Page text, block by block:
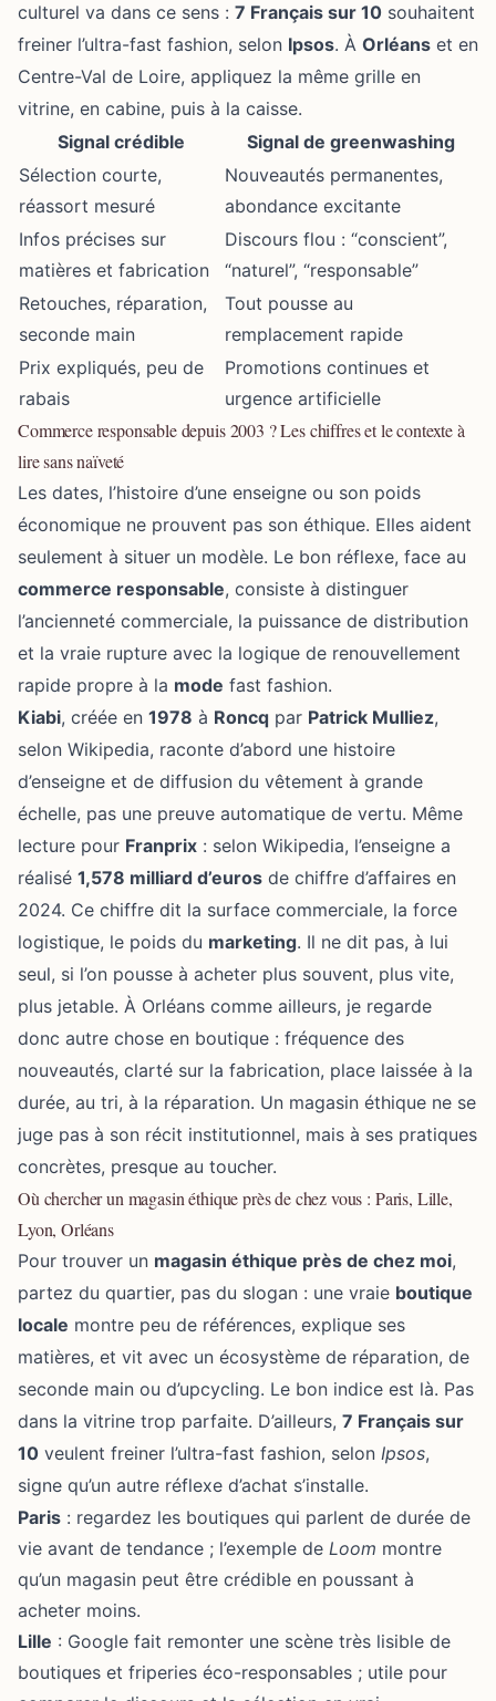
culturel va dans ce sens : 7 Français sur 10 souhaitent
freiner l’ultra-fast fashion, selon Ipsos. À Orléans et en
Centre-Val de Loire, appliquez la même grille en
vitrine, en cabine, puis à la caisse.
Signal crédible
Signal de greenwashing
Sélection courte,
réassort mesuré
Nouveautés permanentes,
abondance excitante
Infos précises sur
matières et fabrication
Discours flou : “conscient”,
“naturel”, “responsable”
Retouches, réparation,
seconde main
Tout pousse au
remplacement rapide
Prix expliqués, peu de
rabais
Promotions continues et
urgence artificielle
Commerce responsable depuis 2003 ? Les chiffres et le contexte à
lire sans naïveté
Les dates, l’histoire d’une enseigne ou son poids
économique ne prouvent pas son éthique. Elles aident
seulement à situer un modèle. Le bon réflexe, face au
commerce responsable, consiste à distinguer
l’ancienneté commerciale, la puissance de distribution
et la vraie rupture avec la logique de renouvellement
rapide propre à la mode fast fashion.
Kiabi, créée en 1978 à Roncq par Patrick Mulliez,
selon Wikipedia, raconte d’abord une histoire
d’enseigne et de diffusion du vêtement à grande
échelle, pas une preuve automatique de vertu. Même
lecture pour Franprix : selon Wikipedia, l’enseigne a
réalisé 1,578 milliard d’euros de chiffre d’affaires en
2024. Ce chiffre dit la surface commerciale, la force
logistique, le poids du marketing. Il ne dit pas, à lui
seul, si l’on pousse à acheter plus souvent, plus vite,
plus jetable. À Orléans comme ailleurs, je regarde
donc autre chose en boutique : fréquence des
nouveautés, clarté sur la fabrication, place laissée à la
durée, au tri, à la réparation. Un magasin éthique ne se
juge pas à son récit institutionnel, mais à ses pratiques
concrètes, presque au toucher.
Où chercher un magasin éthique près de chez vous : Paris, Lille,
Lyon, Orléans
Pour trouver un magasin éthique près de chez moi,
partez du quartier, pas du slogan : une vraie boutique
locale montre peu de références, explique ses
matières, et vit avec un écosystème de réparation, de
seconde main ou d’upcycling. Le bon indice est là. Pas
dans la vitrine trop parfaite. D’ailleurs, 7 Français sur
10 veulent freiner l’ultra-fast fashion, selon Ipsos,
signe qu’un autre réflexe d’achat s’installe.
Paris : regardez les boutiques qui parlent de durée de
vie avant de tendance ; l’exemple de Loom montre
qu’un magasin peut être crédible en poussant à
acheter moins.
Lille : Google fait remonter une scène très lisible de
boutiques et friperies éco-responsables ; utile pour